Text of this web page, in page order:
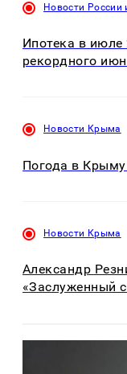
Новости России
Ипотека в июле
рекордного
Новости Крыма
Погода в Крыму
Новости Крыма
Александр
«Заслуженный